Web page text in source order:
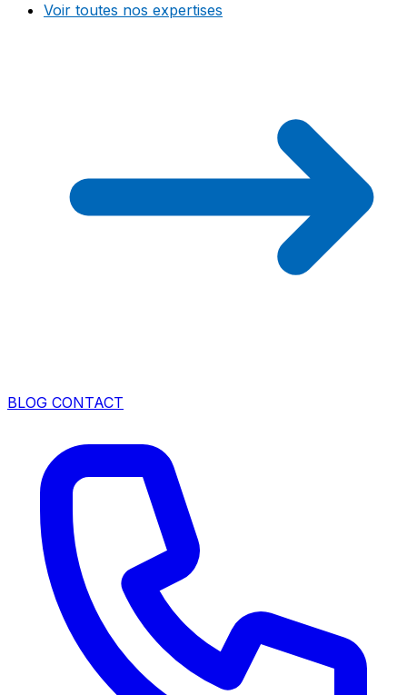
Voir toutes nos expertises
BLOG CONTACT